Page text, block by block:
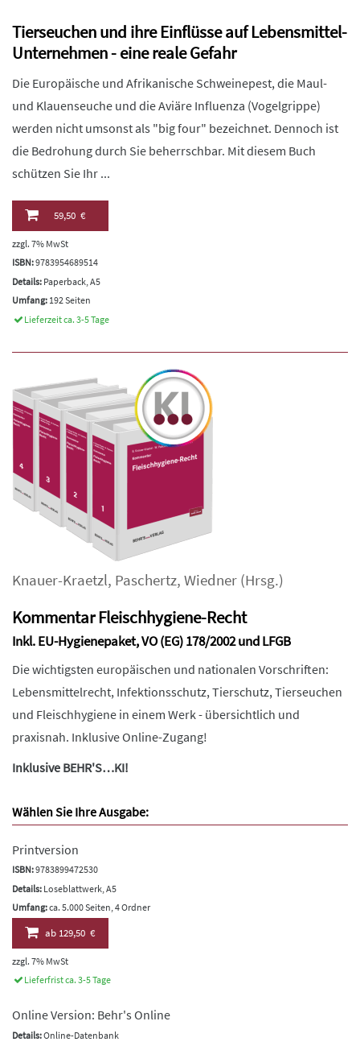
Tierseuchen und ihre Einflüsse auf Lebensmittel-
Unternehmen - eine reale Gefahr
Die Europäische und Afrikanische Schweinepest, die Maul-
und Klauenseuche und die Aviäre Influenza (Vogelgrippe)
werden nicht umsonst als "big four" bezeichnet. Dennoch ist
die Bedrohung durch Sie beherrschbar. Mit diesem Buch
schützen Sie Ihr ...
59,50 €
zzgl. 7% MwSt
ISBN:9783954689514
Details: Paperback, A5
Umfang: 192 Seiten
Lieferzeit ca. 3-5 Tage
Knauer-Kraetzl, Paschertz, Wiedner (Hrsg.)
Kommentar Fleischhygiene-Recht
Inkl. EU-Hygienepaket, VO (EG) 178/2002 und LFGB
Die wichtigsten europäischen und nationalen Vorschriften:
Lebensmittelrecht, Infektionsschutz, Tierschutz, Tierseuchen
und Fleischhygiene in einem Werk - übersichtlich und
praxisnah. Inklusive Online-Zugang!
Inklusive BEHR'S…KI!
Wählen Sie Ihre Ausgabe:
Printversion
ISBN:9783899472530
Details: Loseblattwerk, A5
Umfang:ca. 5.000 Seiten, 4 Ordner
ab129,50 €
zzgl. 7% MwSt
Lieferfrist ca. 3-5 Tage
Online Version: Behr's Online
Details:Online-Datenbank